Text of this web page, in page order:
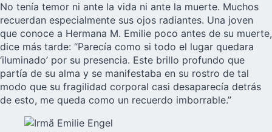
No tenía temor ni ante la vida ni ante la muerte. Muchos
recuerdan especialmente sus ojos radiantes. Una joven
que conoce a Hermana M. Emilie poco antes de su muerte,
dice más tarde: “Parecía como si todo el lugar quedara
‘iluminado’ por su presencia. Este brillo profundo que
partía de su alma y se manifestaba en su rostro de tal
modo que su fragilidad corporal casi desaparecía detrás
de esto, me queda como un recuerdo imborrable.”